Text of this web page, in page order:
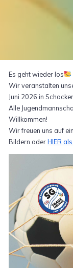
Es geht wieder los
Wir veranstalten
Juni 2026 in
Alle
Willkommen!
Wir freuen uns auf
Bildern oderHIER